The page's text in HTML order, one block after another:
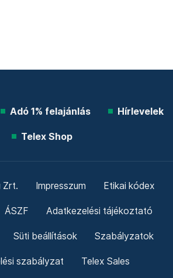
Adó 1% felajánlás Hírlevelek
Telex Shop
Zrt. Impresszum Etikai kódex
ÁSZF Adatkezelési tájékoztató
Süti beállítások Szabályzatok
szabályzat Telex Sales